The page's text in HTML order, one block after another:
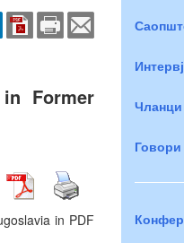
Former
in PDF
Чланци
Говори